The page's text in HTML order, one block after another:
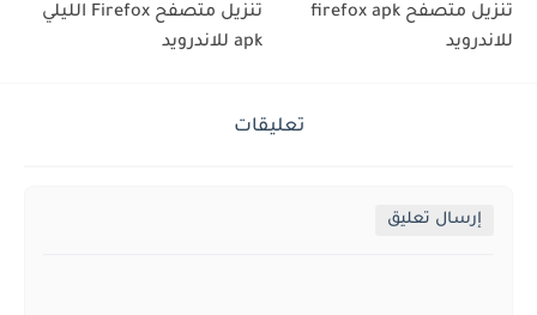
تنزيل متصفح firefox apk
للاندرويد
تنزيل متصفح Firefox الليلي
apk للاندرويد
تعليقات
إرسال تعليق